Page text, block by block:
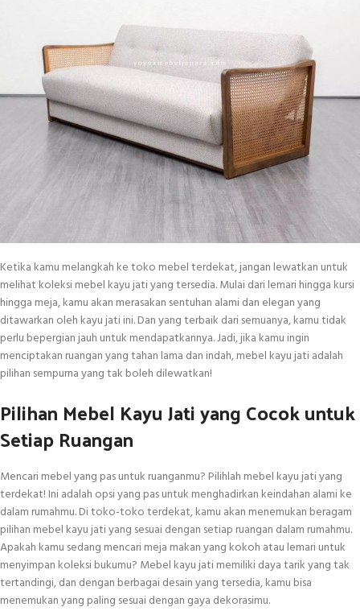
Ketika kamu melangkah ke toko mebel terdekat, jangan lewatkan untuk
melihat koleksi mebel kayu jati yang tersedia. Mulai dari lemari hingga kursi
hingga meja, kamu akan merasakan sentuhan alami dan elegan yang
ditawarkan oleh kayu jati ini. Dan yang terbaik dari semuanya, kamu tidak
perlu bepergian jauh untuk mendapatkannya. Jadi, jika kamu ingin
menciptakan ruangan yang tahan lama dan indah, mebel kayu jati adalah
pilihan sempurna yang tak boleh dilewatkan!
Pilihan Mebel Kayu Jati yang Cocok untuk
Setiap Ruangan
Mencari mebel yang pas untuk ruanganmu? Pilihlah mebel kayu jati yang
terdekat! Ini adalah opsi yang pas untuk menghadirkan keindahan alami ke
dalam rumahmu. Di toko-toko terdekat, kamu akan menemukan beragam
pilihan mebel kayu jati yang sesuai dengan setiap ruangan dalam rumahmu.
Apakah kamu sedang mencari meja makan yang kokoh atau lemari untuk
menyimpan koleksi bukumu? Mebel kayu jati memiliki daya tarik yang tak
tertandingi, dan dengan berbagai desain yang tersedia, kamu bisa
menemukan yang paling sesuai dengan gaya dekorasimu.